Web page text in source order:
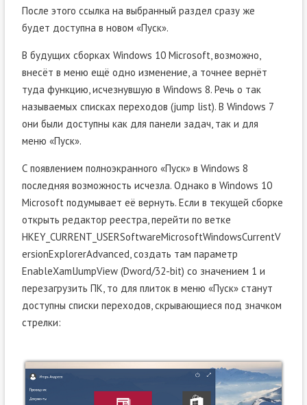
После этого ссылка на выбранный раздел сразу же
будет доступна в новом «Пуск».
В будущих сборках Windows 10 Microsoft, возможно,
внесёт в меню ещё одно изменение, а точнее вернёт
туда функцию, исчезнувшую в Windows 8. Речь о так
называемых списках переходов (jump list). В Windows 7
они были доступны как для панели задач, так и для
меню «Пуск».
С появлением полноэкранного «Пуск» в Windows 8
последняя возможность исчезла. Однако в Windows 10
Microsoft подумывает её вернуть. Если в текущей сборке
открыть редактор реестра, перейти по ветке
HKEY_CURRENT_USERSoftwareMicrosoftWindowsCurrentV
ersionExplorerAdvanced, создать там параметр
EnableXamlJumpView (Dword/32-bit) со значением 1 и
перезагрузить ПК, то для плиток в меню «Пуск» станут
доступны списки переходов, скрывающиеся под значком
стрелки: